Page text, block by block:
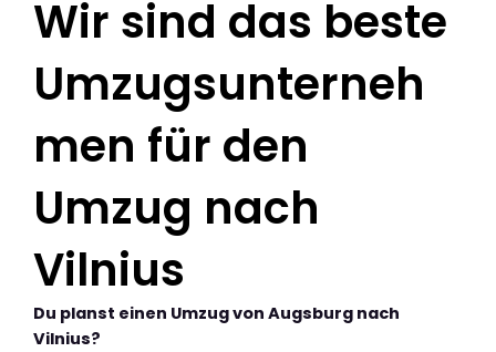
Wir sind das beste
Umzugsunterneh
men für den
Umzug nach
Vilnius
Du planst einen Umzug von Augsburg nach
Vilnius?